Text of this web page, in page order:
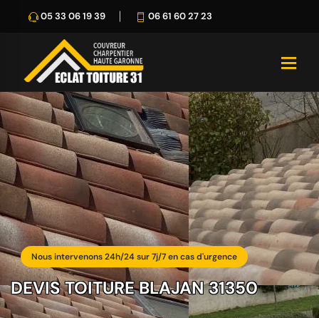
05 33 06 19 39 06 61 60 27 23
Nous intervenons 24h/24 sur 7j/7 en cas d'urgence
DEVIS TOITURE BLAJAN 31350